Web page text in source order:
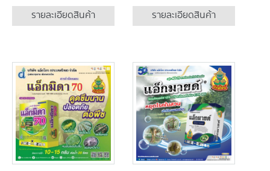
รายละเอียดสินค้า รายละเอียดสินค้า